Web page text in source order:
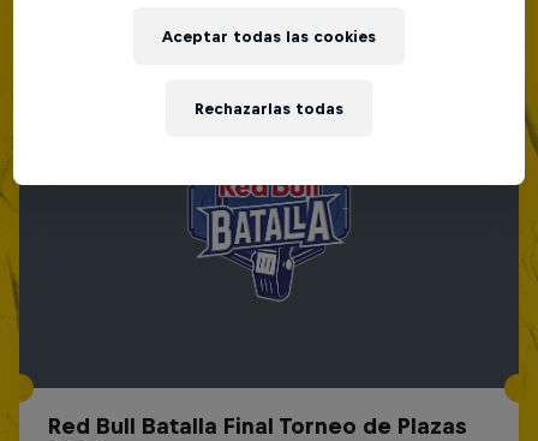
Red Bull Batalla Final Torneo de Plazas
Rechazarlas todas
Aceptar todas las cookies